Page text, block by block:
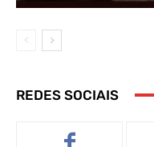
REDES SOCIAIS